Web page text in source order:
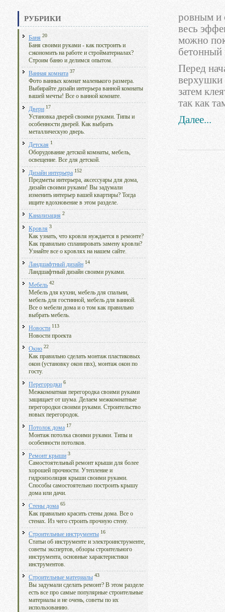
РУБРИКИ
Баня 20
Баня своими руками - как построить и
сэкономить на работе и стройматериалах?
Строим баню и делимся опытом.
Ванная комната 37
Фото ванных комнат маленького размера.
Выбирайте дизайн интерьера ванной комнаты
вашей мечты! Все о ванной комнате.
Двери 17
Установка дверей своими руками. Типы и
особенности дверей. Как выбрать
металлическую дверь.
Детская 1
Оборудование детской комнаты, мебель,
освещение. Все для детской.
Дизайн интерьера 152
Предметы интерьера, аксессуары для дома,
дизайн своими руками! Вы задумали
изменить интерьер вашей квартиры? Тогда
ищите вдохновение в этом разделе.
Канализация 2
Кровля 3
Как узнать, что кровля нуждается в ремонте?
Как правильно спланировать замену кровли?
Узнайте все о кровлях на нашем сайте.
Ландшафтный дизайн 14
Ландшафтный дизайн своими руками.
Мебель 42
Мебель для кухни, мебель для спальни,
мебель для гостинной, мебель для ванной.
Все о мебели дома и о том как правильно
выбрать мебель.
Новости 113
Новости проекта
Окно 22
Как правильно сделать монтаж пластиковых
окон (установку окон пвх), монтаж окон по
госту.
Перегородки 6
Межкомнатная перегородка своими руками
защищает от шума. Делаем межкомнатные
перегородки своими руками. Строительство
новых перегородок.
Потолок дома 17
Монтаж потолка своими руками. Типы и
особенности потолков.
Ремонт крыши 3
Самостоятельный ремонт крыши для более
хорошей прочности. Утепление и
гидроизоляция крыши своими руками.
Способы самостоятельно построить крышу
дома или дачи.
Стены дома 65
Как правильно красить стены дома. Все о
стенах. Из чего строить прочную стену.
Строительные инструменты 16
Статьи об инструменте и электроинструменте,
советы экспертов, обзоры строительного
инструмента, основные характеристики
инструментов.
Строительные материалы 43
Вы задумали сделать ремонт? В этом разделе
есть все про самые популярные строительные
материалы и не очень, советы по их
использованию.
ровным и
весь
можно
бетонный
Перед
верхушки
затем
так как
Далее...